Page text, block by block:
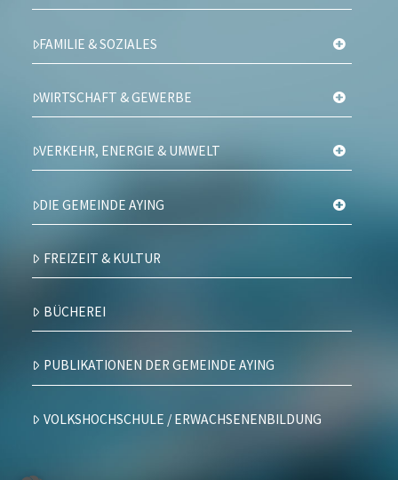
FAMILIE & SOZIALES
WIRTSCHAFT & GEWERBE
VERKEHR, ENERGIE & UMWELT
DIE GEMEINDE AYING
FREIZEIT & KULTUR
BÜCHEREI
PUBLIKATIONEN DER GEMEINDE AYING
VOLKSHOCHSCHULE / ERWACHSENENBILDUNG